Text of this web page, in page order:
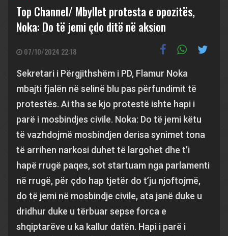
Top Channel/ Mbyllet protesta e opozitës,
Noka: Do të jemi çdo ditë në aksion
07/10/2024 22:18
Sekretari i Përgjithshëm i PD, Flamur Noka
mbajti fjalën në selinë blu pas përfundimit të
protestës. Ai tha se kjo protestë ishte hapi i
parë i mosbindjes civile. Noka: Do të jemi këtu
të vazhdojmë mosbindjen derisa synimet tona
të arrihen narkosi duhet të largohet dhe t’i
hapë rrugë paqes, sot startuam nga parlamenti
në rrugë, për çdo hap tjetër do t’ju njoftojmë,
do të jemi në mosbindje civile, ata janë duke u
dridhur duke u tërbuar sepse forca e
shqiptarëve u ka kallur datën. Hapi i parë i